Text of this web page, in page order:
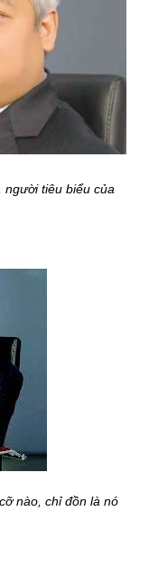
người tiêu biểu của
nào, chỉ đồn là nó